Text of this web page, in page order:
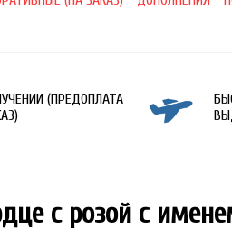
(ПРЕДОПЛАТА
с розой с